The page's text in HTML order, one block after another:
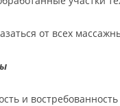
от всех
и